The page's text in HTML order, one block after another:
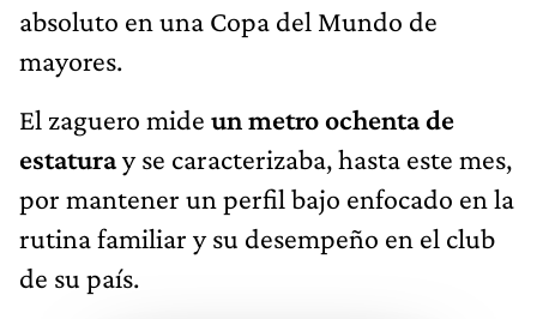
absoluto en una Copa del Mundo de
mayores.
El zaguero mide un metro ochenta de
estaturay se caracterizaba, hasta este mes,
por mantener un perfil bajo enfocado en la
rutina familiar y su desempeño en el club
de su país.